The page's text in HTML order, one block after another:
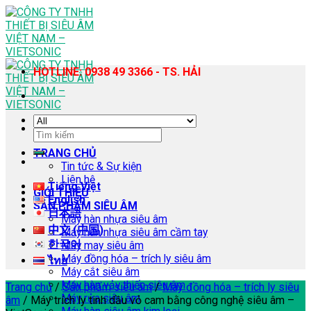
Skip
to
content
TRANG CHỦ
Tin tức & Sự kiện
Liên hệ
GIỚI THIỆU
SẢN PHẨM SIÊU ÂM
Máy hàn nhựa siêu âm
Máy hàn nhựa siêu âm cầm tay
Máy may siêu âm
Máy đồng hóa – trích ly siêu âm
Máy cắt siêu âm
Máy hàn vảy thiếc siêu âm
Máy rửa siêu âm
HOTLINE: 0938 49 3366 - TS. HẢI
Tìm
kiếm:
Tiếng Việt
English
日本語
中文 (中国)
한국어
ไทย
Trang chủ / Sản phẩm siêu âm / Máy đồng hóa – trích ly siêu
âm / Máy trích ly tinh dầu vỏ cam bằng công nghệ siêu âm –